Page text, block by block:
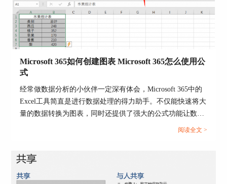
图片4：取消勾选显示图片框
2、Word隐藏图片部分显示
嵌入式图片才会被隐藏，所以我们可以利用这一点
去修改想要被显示图片的嵌入方式。直接选中图
片，在图片右上角布局选项修改嵌入方式，改为文
字环绕。
Microsoft 365如何创建图表 Microsoft 365怎么使用公
式
经常做数据分析的小伙伴一定深有体会，Microsoft 365中的
Excel工具简直是进行数据处理的得力助手。不仅能快速将大
量的数据转换为图表，同时还提供了强大的公式功能让数据
处理效率大大提升。今天，我们就来说一下Microsoft 365如
阅读全文 >